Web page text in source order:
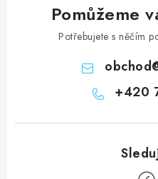
Pomůžeme
Potřebujete s něčím
obchod
+420